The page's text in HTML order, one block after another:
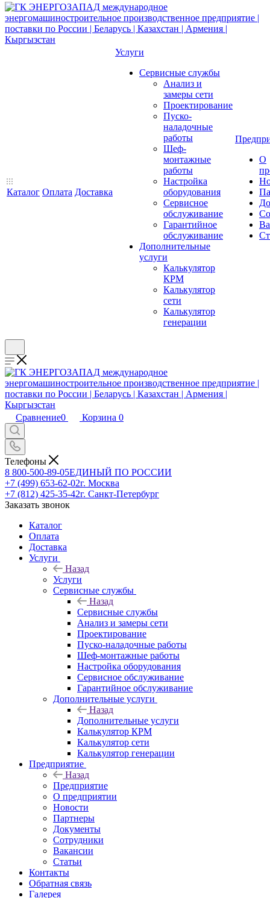
Каталог Оплата Доставка
Услуги
Сервисные службы
Анализ и
замеры сети
Проектирование
Пуско-
наладочные
работы
Шеф-
монтажные
работы
Настройка
оборудования
Сервисное
обслуживание
Гарантийное
обслуживание
Дополнительные
услуги
Калькулятор
КРМ
Калькулятор
сети
Калькулятор
генерации
О
Сравнение0 Корзина 0
Телефоны
8 800-500-89-05ЕДИНЫЙ ПО РОССИИ
+7 (499) 653-62-02г. Москва
+7 (812) 425-35-42г. Санкт-Петербург
Заказать звонок
Каталог
Оплата
Доставка
Услуги
Назад
Услуги
Сервисные службы
Назад
Сервисные службы
Анализ и замеры сети
Проектирование
Пуско-наладочные работы
Шеф-монтажные работы
Настройка оборудования
Сервисное обслуживание
Гарантийное обслуживание
Дополнительные услуги
Назад
Дополнительные услуги
Калькулятор КРМ
Калькулятор сети
Калькулятор генерации
Предприятие
Назад
Предприятие
О предприятии
Новости
Партнеры
Документы
Сотрудники
Вакансии
Статьи
Контакты
Обратная связь
Галерея